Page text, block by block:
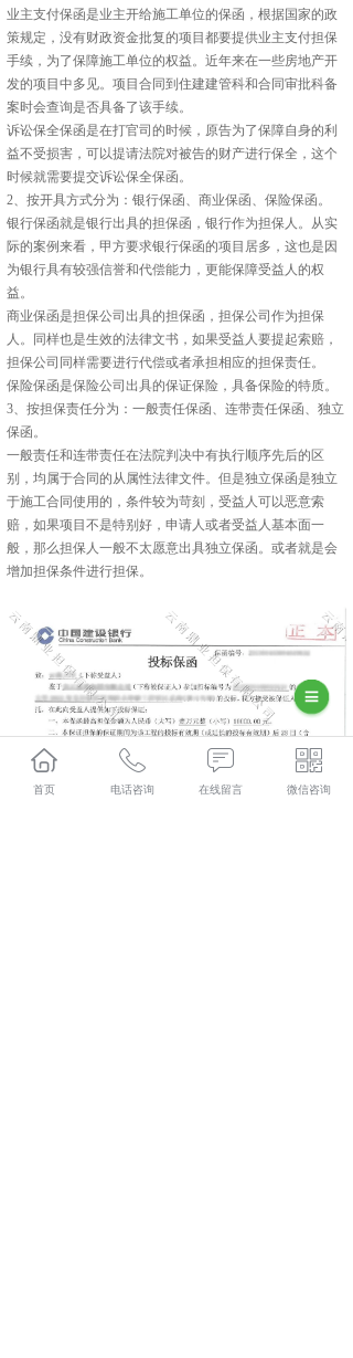
业主支付保函是业主开给施工单位的保函，根据国家的政
策规定，没有财政资金批复的项目都要提供业主支付担保
手续，为了保障施工单位的权益。近年来在一些房地产开
发的项目中多见。项目合同到住建建管科和合同审批科备
案时会查询是否具备了该手续。
诉讼保全保函是在打官司的时候，原告为了保障自身的利
益不受损害，可以提请法院对被告的财产进行保全，这个
时候就需要提交诉讼保全保函。
2、按开具方式分为：银行保函、商业保函、保险保函。
银行保函就是银行出具的担保函，银行作为担保人。从实
际的案例来看，甲方要求银行保函的项目居多，这也是因
为银行具有较强信誉和代偿能力，更能保障受益人的权
益。
商业保函是担保公司出具的担保函，担保公司作为担保
人。同样也是生效的法律文书，如果受益人要提起索赔，
担保公司同样需要进行代偿或者承担相应的担保责任。
保险保函是保险公司出具的保证保险，具备保险的特质。
3、按担保责任分为：一般责任保函、连带责任保函、独立
保函。
一般责任和连带责任在法院判决中有执行顺序先后的区
别，均属于合同的从属性法律文件。但是独立保函是独立
于施工合同使用的，条件较为苛刻，受益人可以恶意索
赔，如果项目不是特别好，申请人或者受益人基本面一
般，那么担保人一般不太愿意出具独立保函。或者就是会
增加担保条件进行担保。
首页 电话咨询 在线留言 微信咨询